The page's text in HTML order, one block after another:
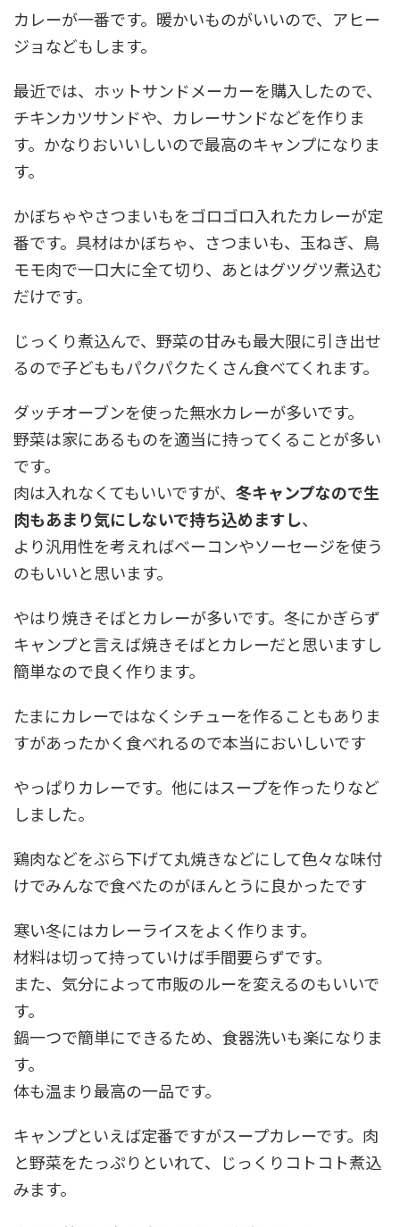
カレーが一番です。暖かいものがいいので、アヒー
ジョなどもします。
最近では、ホットサンドメーカーを購入したので、
チキンカツサンドや、カレーサンドなどを作りま
す。かなりおいいしいので最高のキャンプになりま
す。
かぼちゃやさつまいもをゴロゴロ入れたカレーが定
番です。具材はかぼちゃ、さつまいも、玉ねぎ、鳥
モモ肉で一口大に全て切り、あとはグツグツ煮込む
だけです。
じっくり煮込んで、野菜の甘みも最大限に引き出せ
るので子どももパクパクたくさん食べてくれます。
ダッチオーブンを使った無水カレーが多いです。
野菜は家にあるものを適当に持ってくることが多い
です。
肉は入れなくてもいいですが、 冬キャンプなので生
肉もあまり気にしないで持ち込めますし、
より汎用性を考えればベーコンやソーセージを使う
のもいいと思います。
やはり焼きそばとカレーが多いです。冬にかぎらず
キャンプと言えば焼きそばとカレーだと思いますし
簡単なので良く作ります。
たまにカレーではなくシチューを作ることもありま
すがあったかく食べれるので本当においしいです
やっぱりカレーです。他にはスープを作ったりなど
しました。
鶏肉などをぶら下げて丸焼きなどにして色々な味付
けでみんなで食べたのがほんとうに良かったです
寒い冬にはカレーライスをよく作ります。
材料は切って持っていけば手間要らずです。
また、気分によって市販のルーを変えるのもいいで
す。
鍋一つで簡単にできるため、食器洗いも楽になりま
す。
体も温まり最高の一品です。
キャンプといえば定番ですがスープカレーです。肉
と野菜をたっぷりといれて、じっくりコトコト煮込
みます。